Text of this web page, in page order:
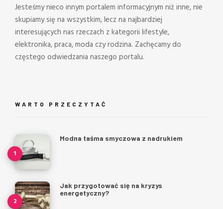
Jesteśmy nieco innym portalem informacyjnym niż inne, nie
skupiamy się na wszystkim, lecz na najbardziej
interesujących nas rzeczach z kategorii lifestyle,
elektronika, praca, moda czy rodzina. Zachęcamy do
częstego odwiedzania naszego portalu.
WARTO PRZECZYTAĆ
Modna taśma smyczowa z nadrukiem
Jak przygotować się na kryzys
energetyczny?